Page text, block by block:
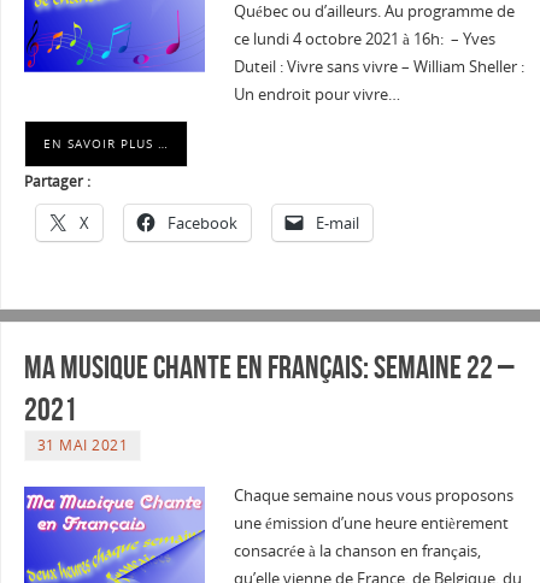
Québec ou d’ailleurs. Au programme de
ce lundi 4 octobre 2021 à 16h: – Yves
Duteil : Vivre sans vivre – William Sheller :
Un endroit pour vivre…
EN SAVOIR PLUS …
Partager :
X Facebook E-mail
Ma musique chante en Français: Semaine 22 –
2021
31 MAI 2021
Chaque semaine nous vous proposons
une émission d’une heure entièrement
consacrée à la chanson en français,
qu’elle vienne de France, de Belgique, du